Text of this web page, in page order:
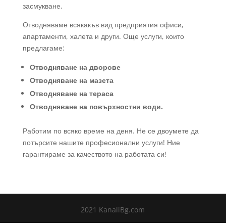
засмукване.
Отводняваме всякакъв вид предприятия офиси,
апартаменти, халета и други. Още услуги, които
предлагаме:
Отводняване на дворове
Отводняване на мазета
Отводняване на тераса
Отводняване на повърхностни води.
Работим по всяко време на деня. Не се двоумете да
потърсите нашите професионални услуги! Ние
гарантираме за качеството на работата си!
2021 KanaliBg.com